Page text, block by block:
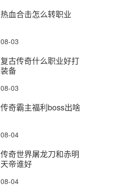
热血合击怎么转职业
08-03
复古传奇什么职业好打
装备
08-03
传奇霸主福利boss出啥
08-04
传奇世界屠龙刀和赤明
天帝谁好
08-04